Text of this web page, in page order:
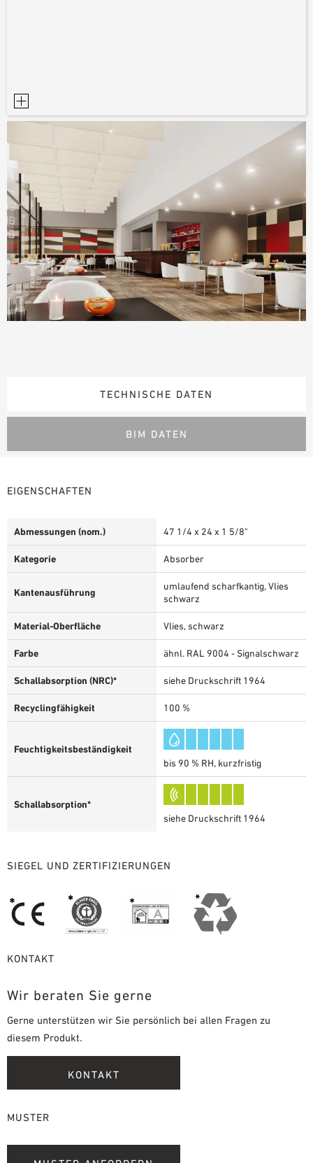
TECHNISCHE DATEN
BIM DATEN
EIGENSCHAFTEN
Abmessungen (nom.) 47 1/4 x 24 x 1 5/8"
Kategorie Absorber
Kantenausführung
umlaufend scharfkantig, Vlies
schwarz
Material-Oberfläche Vlies, schwarz
Farbe ähnl. RAL 9004 - Signalschwarz
Schallabsorption (NRC)* siehe Druckschrift 1964
Recyclingfähigkeit 100 %
Feuchtigkeitsbeständigkeit
bis 90 % RH, kurzfristig
Schallabsorption*
siehe Druckschrift 1964
SIEGEL UND ZERTIFIZIERUNGEN
KONTAKT
Wir beraten Sie gerne
Gerne unterstützen wir Sie persönlich bei allen Fragen zu
diesem Produkt.
KONTAKT
MUSTER